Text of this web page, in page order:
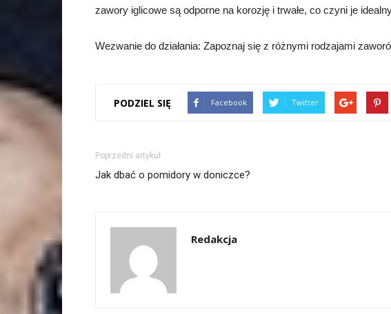
zawory iglicowe są odporne na korozję i trwałe, co czyni je
Wezwanie do działania: Zapoznaj się z różnymi rodzajami
PODZIEL SIĘ Facebook Twitter
Poprzedni artykuł
Jak dbać o pomidory w doniczce?
Redakcja